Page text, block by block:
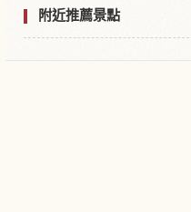
附近推薦景點